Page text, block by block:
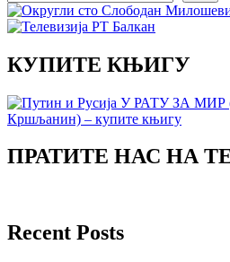
КУПИТЕ КЊИГУ
ПРАТИТЕ НАС НА
Recent Posts